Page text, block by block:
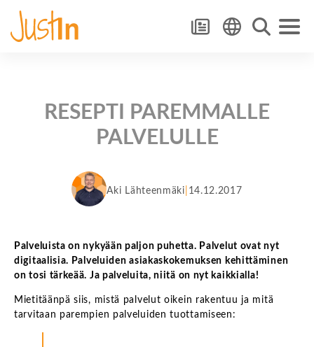
RESEPTI PAREMMALLE
PALVELULLE
Aki Lähteenmäki 14.12.2017
Palveluista on nykyään paljon puhetta. Palvelut ovat nyt
digitaalisia. Palveluiden asiakaskokemuksen kehittäminen
on tosi tärkeää. Ja palveluita, niitä on nyt kaikkialla!
Mietitäänpä siis, mistä palvelut oikein rakentuu ja mitä
tarvitaan parempien palveluiden tuottamiseen: